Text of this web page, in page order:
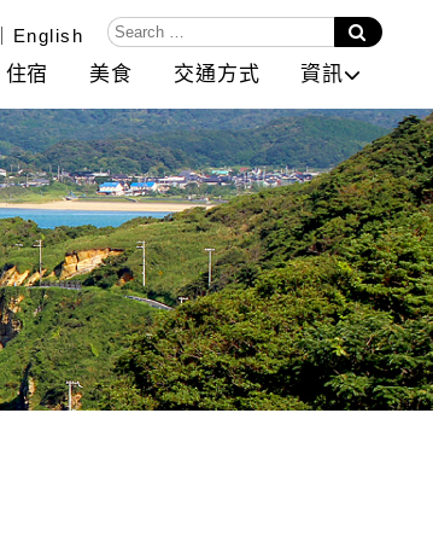
English
住宿 美食 交通方式 資訊